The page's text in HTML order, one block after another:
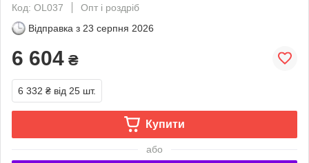
Код: OL037
Опт і роздріб
Відправка з 23 серпня 2026
6 604 ₴
6 332 ₴ від 25 шт.
Купити
або